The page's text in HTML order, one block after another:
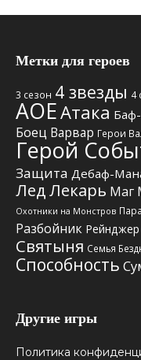
Метки для героев
3 сезон 4 звезды 4
АОЕАтака
Боец Варвар Герои
Герой
Защита Дебаф-
ЛедЛекарь Маг
Охотники на Монстров
Разбойник Рейнджер
Святыня Семья
Способность
Другие игры
Политика